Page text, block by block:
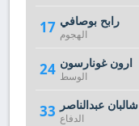
17 رابح بوصافي
الهجوم
24 ارون غونارسون
الوسط
33 شالبان عبدالناصر
الدفاع